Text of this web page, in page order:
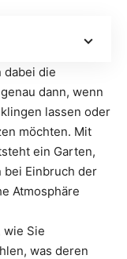
dabei die
dann, wenn
lassen oder
möchten. Mit
ein Garten,
bei Einbruch der
Atmosphäre
wie Sie
was deren